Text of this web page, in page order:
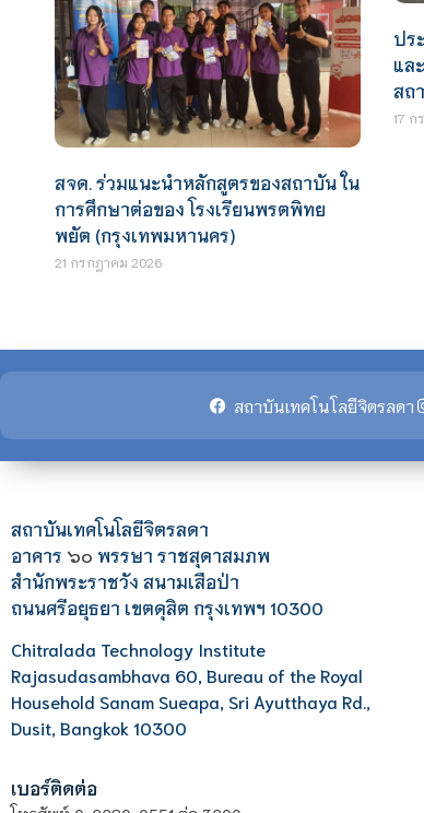
สจด. ร่วมแนะนำหลักสูตรของสถาบัน ใน
การศึกษาต่อของ โรงเรียนพรตพิทย
พยัต (กรุงเทพมหานคร)
21 กรกฎาคม 2026
ปร
แล
สถ
17 ก
สถาบันเทคโนโลยีจิตรลดา
สถาบันเทคโนโลยีจิตรลดา
อาคาร ๖๐ พรรษา ราชสุดาสมภพ
สำนักพระราชวัง สนามเสือป่า
ถนนศรีอยุธยา เขตดุสิต กรุงเทพฯ 10300
Chitralada Technology Institute
Rajasudasambhava 60, Bureau of the Royal
Household Sanam Sueapa, Sri Ayutthaya Rd.,
Dusit, Bangkok 10300
เบอร์ติดต่อ